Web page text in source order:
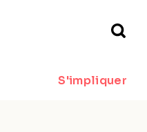
S'impliquer